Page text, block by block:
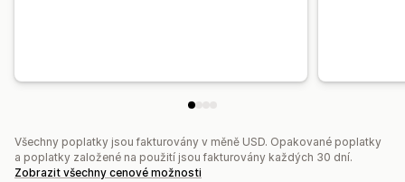
Všechny poplatky jsou fakturovány v měně USD. Opakované poplatky
a poplatky založené na použití jsou fakturovány každých 30 dní.
Zobrazit všechny cenové možnosti